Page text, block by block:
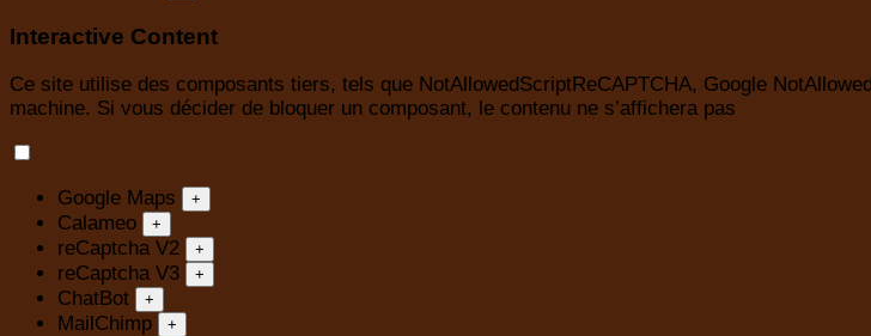
Interactive Content
Ce site utilise des composants tiers, tels que NotAllowedScriptReCAPTCHA, Google
machine. Si vous décider de bloquer un composant, le contenu ne s’affichera pas
Google Maps +
Calameo +
reCaptcha V2 +
reCaptcha V3 +
ChatBot +
MailChimp +